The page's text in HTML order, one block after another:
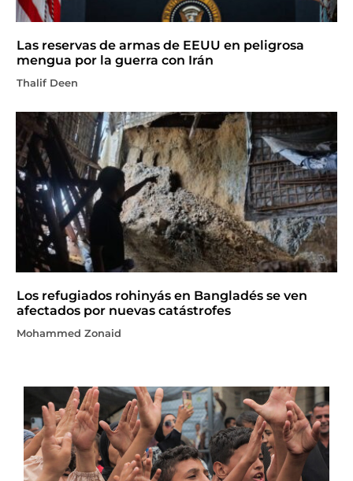
Las reservas de armas de EEUU en peligrosa
mengua por la guerra con Irán
Thalif Deen
Los refugiados rohinyás en Bangladés se ven
afectados por nuevas catástrofes
Mohammed Zonaid